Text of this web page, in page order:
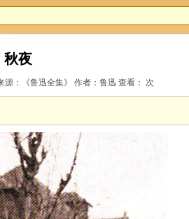
秋夜
：《鲁迅全集》 作者：鲁迅 查看： 次